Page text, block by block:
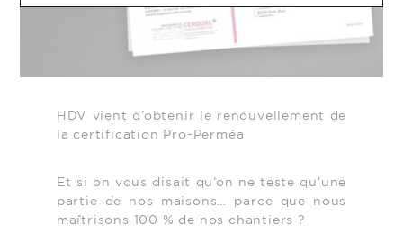
HDV vient d’obtenir le renouvellement de
la certification Pro-Perméa
Et si on vous disait qu’on ne teste qu’une
partie de nos maisons… parce que nous
maîtrisons 100 % de nos chantiers ?